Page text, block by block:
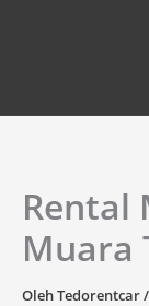
Rental
Muara
OlehTedorentcar/